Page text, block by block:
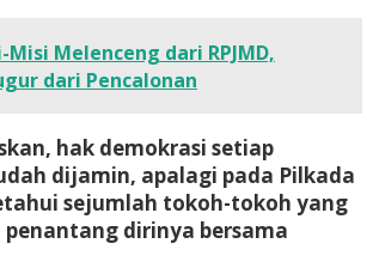
Misi Melenceng dari RPJMD,
dari Pencalonan
hak demokrasi setiap
dijamin, apalagi pada Pilkada
sejumlah tokoh-tokoh yang
penantang dirinya bersama